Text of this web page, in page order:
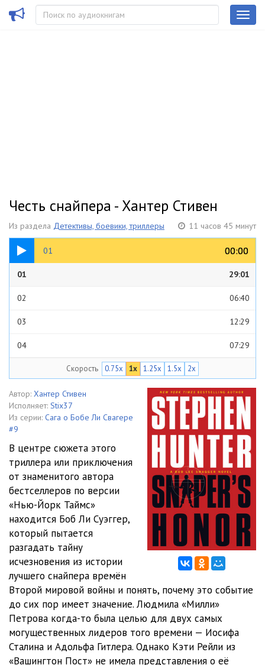
Честь снайпера - Хантер Стивен
Из раздела Детективы, боевики, триллеры 11 часов 45 минут
01 00:00
00:00
29:01
01 29:01
02 06:40
03 12:29
04 07:29
06 23:36
07 04:52
12:04
09 09:11
10 35:26
11 02:51
12 06:17
13
14
15
16 19:18
17 05:33
Скорость 0.75x 1x 1.25x 1.5x 2x
Автор: Хантер Стивен
Исполняет: Stix37
Из серии: Сага о Бобе Ли Свагере
#9
В центре сюжета этого
триллера или приключения
от знаменитого автора
бестселлеров по версии
«Нью-Йорк Таймс»
находится Боб Ли Суэггер,
который пытается
разгадать тайну
исчезновения из истории
лучшего снайпера времён
Второй мировой войны и понять, почему это событие
до сих пор имеет значение. Людмила «Милли»
Петрова когда-то была целью для двух самых
могущественных лидеров того времени — Иосифа
Сталина и Адольфа Гитлера. Однако Кэти Рейли из
«Вашингтон Пост» не имела представления о её